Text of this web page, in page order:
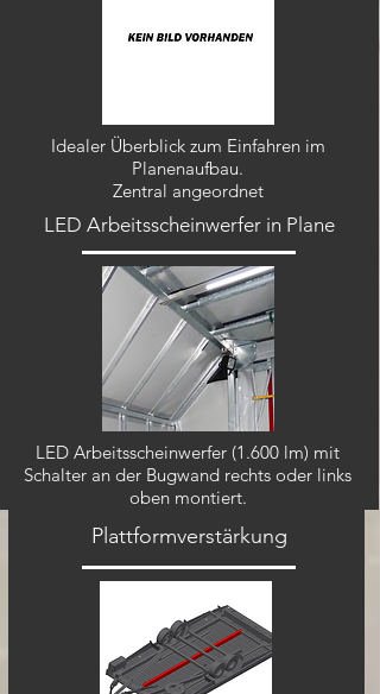
Idealer Überblick zum Einfahren im
Planenaufbau.
Zentral angeordnet
LED Arbeitsscheinwerfer in Plane
LED Arbeitsscheinwerfer (1.600 lm) mit
Schalter an der Bugwand rechts oder links
oben montiert.
Plattformverstärkung